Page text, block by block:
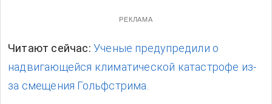
РЕКЛАМА
Читают сейчас: Ученые предупредили о
надвигающейся климатической катастрофе из-
за смещения Гольфстрима.